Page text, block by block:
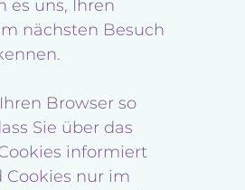
es uns, Ihren
nächsten Besuch
Browser so
Sie über das
informiert
nur im